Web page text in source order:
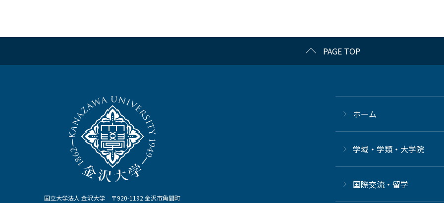
PAGE TOP
国立大学法人 金沢大学 〒920-1192 金沢市角間町
ホーム
学域・学類・大学院
国際交流・留学